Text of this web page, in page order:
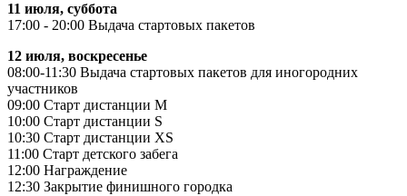
11 июля, суббота
17:00 - 20:00 Выдача стартовых пакетов
12 июля, воскресенье
08:00-11:30 Выдача стартовых пакетов для иногородних
участников
09:00 Старт дистанции M
10:00 Старт дистанции S
10:30 Старт дистанции XS
11:00 Старт детского забега
12:00 Награждение
12:30 Закрытие финишного городка